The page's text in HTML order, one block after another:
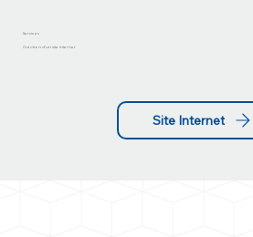
Services
Création d'un site internet
Site Internet